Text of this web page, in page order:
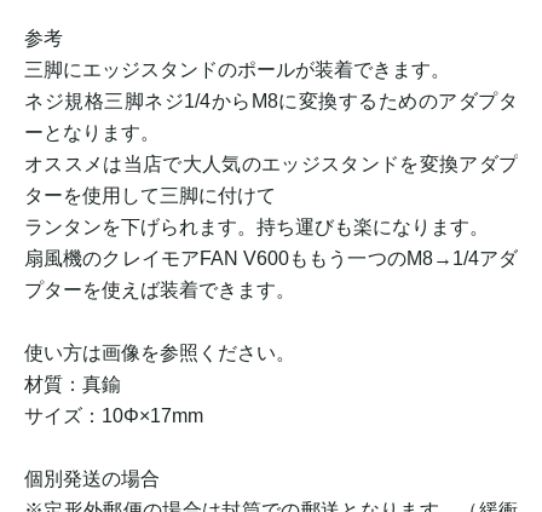
参考
三脚にエッジスタンドのポールが装着できます。
ネジ規格三脚ネジ1/4からM8に変換するためのアダプタ
ーとなります。
オススメは当店で大人気のエッジスタンドを変換アダプ
ターを使用して三脚に付けて
ランタンを下げられます。持ち運びも楽になります。
扇風機のクレイモアFAN V600ももう一つのM8→1/4アダ
プターを使えば装着できます。
使い方は画像を参照ください。
材質：真鍮
サイズ：10Φ×17mm
個別発送の場合